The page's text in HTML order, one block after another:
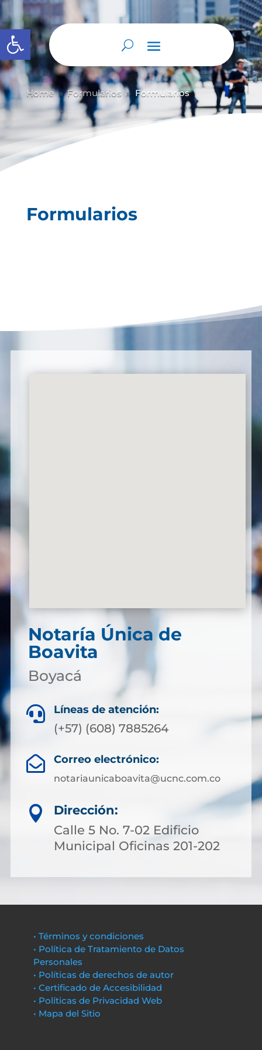
Abrir barra de herramientas
Home 9 Formularios 9 Formularios
Formularios
Notaría Única de
Boavita
Boyacá
 Líneas de atención:
(+57) (608) 7885264
 Correo electrónico:
notariaunicaboavita@ucnc.com.co

Dirección:
Calle 5 No. 7-02 Edificio
Municipal Oficinas 201-202
• Términos y condiciones
• Política de Tratamiento de Datos
Personales
• Políticas de derechos de autor
• Certificado de Accesibilidad
• Políticas de Privacidad Web
• Mapa del Sitio